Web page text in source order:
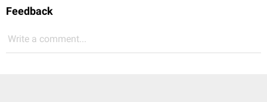
Feedback
Write a comment...